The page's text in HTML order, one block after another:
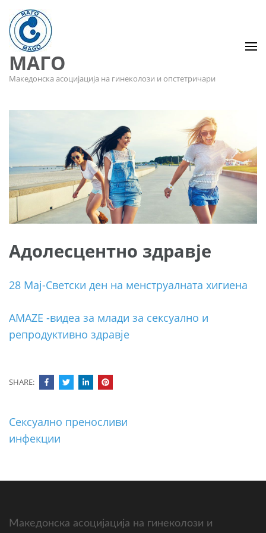
МАГО
Македонска асоцијација на гинеколози и опстетричари
Адолесцентно здравје
28 Мај-Светски ден на менструалната хигиена
AMAZE -видеа за млади за сексуално и
репродуктивно здравје
SHARE:
Post
navigation
Сексуално преносливи
инфекции
Македонска асоцијација на гинеколози и